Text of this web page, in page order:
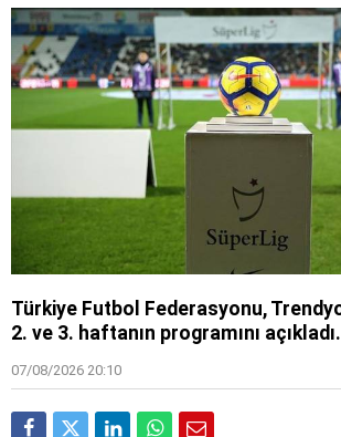
Türkiye Futbol Federasyonu,
2. ve 3. haftanın programını açıkladı.
07/08/2026 20:10